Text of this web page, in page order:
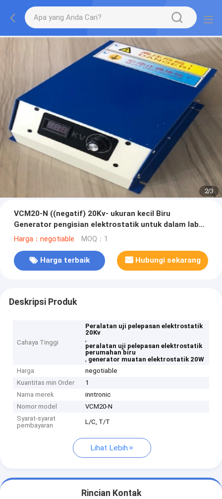
2/3
VCM20-N ((negatif) 20Kv- ukuran kecil Biru
Generator pengisian elektrostatik untuk dalam label
cetakan Cast film 1mA*20W
Harga：negotiable MOQ：1
Harga terbaik Hubungi sekarang
Deskripsi Produk
Cahaya Tinggi
Peralatan uji pelepasan elektrostatik
20Kv
,
peralatan uji pelepasan elektrostatik
perumahan biru
, generator muatan elektrostatik 20W
Harga
negotiable
Kuantitas min Order
1
Nama merek
inntronic
Nomor model
VCM20-N
Syarat-syarat
pembayaran
L/C, T/T
Lihat Lebih
Rincian Kontak